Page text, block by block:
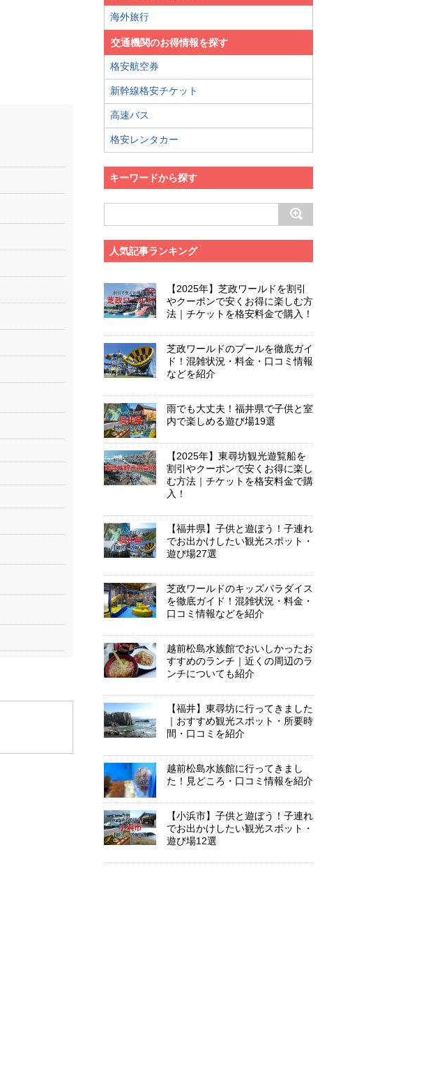
海外旅行
交通機関のお得情報を探す
格安航空券
新幹線格安チケット
高速バス
格安レンタカー
キーワードから探す
人気記事ランキング
【2025年】芝政ワールドを割引
やクーポンで安くお得に楽しむ方
法｜チケットを格安料金で購入！
芝政ワールドのプールを徹底ガイ
ド！混雑状況・料金・口コミ情報
などを紹介
雨でも大丈夫！福井県で子供と室
内で楽しめる遊び場19選
【2025年】東尋坊観光遊覧船を
割引やクーポンで安くお得に楽し
む方法｜チケットを格安料金で購
入！
【福井県】子供と遊ぼう！子連れ
でお出かけしたい観光スポット・
遊び場27選
芝政ワールドのキッズパラダイス
を徹底ガイド！混雑状況・料金・
口コミ情報などを紹介
越前松島水族館でおいしかったお
すすめのランチ｜近くの周辺のラ
ンチについても紹介
【福井】東尋坊に行ってきました
｜おすすめ観光スポット・所要時
間・口コミを紹介
越前松島水族館に行ってきまし
た！見どころ・口コミ情報を紹介
【小浜市】子供と遊ぼう！子連れ
でお出かけしたい観光スポット・
遊び場12選